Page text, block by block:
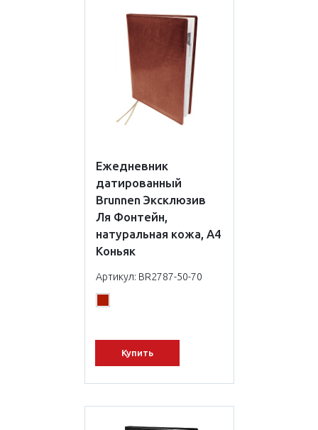
Ежедневник
датированный
Brunnen Эксклюзив
Ля Фонтейн,
натуральная кожа, А4
Коньяк
Артикул: BR2787-50-70
Купить